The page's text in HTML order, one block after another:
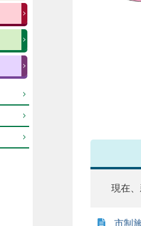
現在、
市制